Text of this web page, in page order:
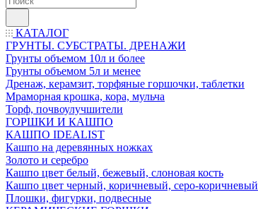
КАТАЛОГ
ГРУНТЫ. СУБСТРАТЫ. ДРЕНАЖИ
Грунты объемом 10л и более
Грунты объемом 5л и менее
Дренаж, керамзит, торфяные горшочки, таблетки
Мраморная крошка, кора, мульча
Торф, почвоулучшители
ГОРШКИ И КАШПО
КАШПО IDEALIST
Кашпо на деревянных ножках
Золото и серебро
Кашпо цвет белый, бежевый, слоновая кость
Кашпо цвет черный, коричневый, серо-коричневый
Плошки, фигурки, подвесные